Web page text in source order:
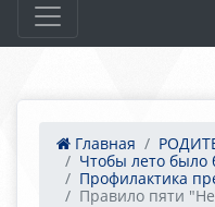
Главная
Чтобы лето было
Профилактика
Правило пяти